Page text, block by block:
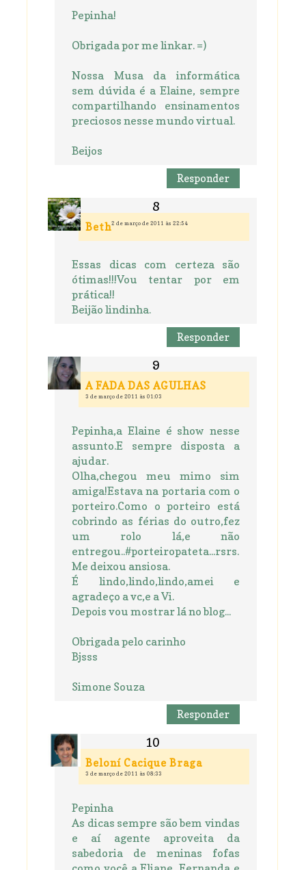
Pepinha!
Obrigada por me linkar. =)
Nossa Musa da informática
sem dúvida é a Elaine, sempre
compartilhando ensinamentos
preciosos nesse mundo virtual.
Beijos
Responder
Beth2 de março de 2011 às 22:54
Essas dicas com certeza são
ótimas!!!Vou tentar por em
prática!!
Beijão lindinha.
Responder
A FADA DAS AGULHAS
3 de março de 2011 às 01:03
Pepinha,a Elaine é show nesse
assunto.E sempre disposta a
ajudar.
Olha,chegou meu mimo sim
amiga!Estava na portaria com o
porteiro.Como o porteiro está
cobrindo as férias do outro,fez
um rolo lá,e não
entregou..#porteiropateta...rsrs.
Me deixou ansiosa.
É lindo,lindo,lindo,amei e
agradeço a vc,e a Vi.
Depois vou mostrar lá no blog...
Obrigada pelo carinho
Bjsss
Simone Souza
Responder
Beloní Cacique Braga
3 de março de 2011 às 08:33
Pepinha
As dicas sempre são bem vindas
e aí agente aproveita da
sabedoria de meninas fofas